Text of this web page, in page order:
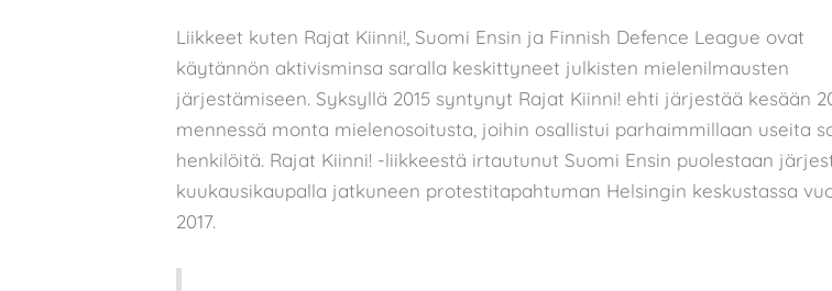
Liikkeet kuten Rajat Kiinni!, Suomi Ensin ja Finnish Defence League ovat
käytännön aktivisminsa saralla keskittyneet julkisten mielenilmausten
järjestämiseen. Syksyllä 2015 syntynyt Rajat Kiinni! ehti järjestää kesään
mennessä monta mielenosoitusta, joihin osallistui parhaimmillaan useita
henkilöitä. Rajat Kiinni! -liikkeestä irtautunut Suomi Ensin puolestaan
kuukausikaupalla jatkuneen protestitapahtuman Helsingin keskustassa
2017.